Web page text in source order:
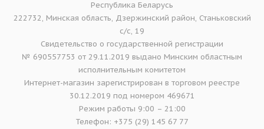
Республика Беларусь
222732, Минская область, Дзержинский район, Станьковский
с/с, 19
Свидетельство о государственной регистрации
№ 690557753 от 29.11.2019 выдано Минским областным
исполнительным комитетом
Интернет-магазин зарегистрирован в торговом реестре
30.12.2019 под номером 469671
Режим работы 9:00 – 21:00
Телефон: +375 (29) 145 67 77